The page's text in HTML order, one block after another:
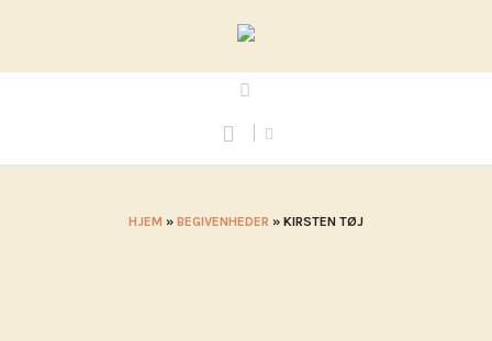
HJEM » BEGIVENHEDER » KIRSTEN TØJ